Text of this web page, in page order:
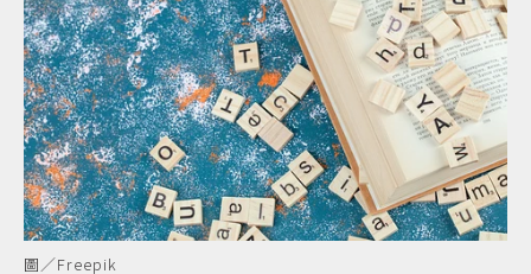
圖／Freepik